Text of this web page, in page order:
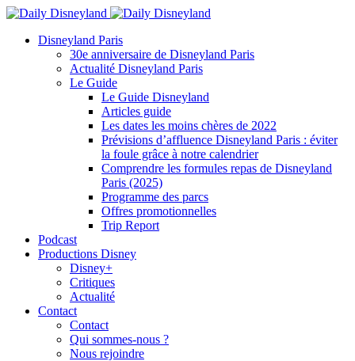
Disneyland Paris
30e anniversaire de Disneyland Paris
Actualité Disneyland Paris
Le Guide
Le Guide Disneyland
Articles guide
Les dates les moins chères de 2022
Prévisions d’affluence Disneyland Paris : éviter
la foule grâce à notre calendrier
Comprendre les formules repas de Disneyland
Paris (2025)
Programme des parcs
Offres promotionnelles
Trip Report
Podcast
Productions Disney
Disney+
Critiques
Actualité
Contact
Contact
Qui sommes-nous ?
Nous rejoindre